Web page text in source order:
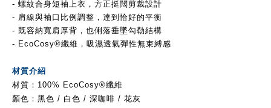
- 螺紋合身短袖上衣，方正挺闊剪裁設計
- 肩線與袖口比例調整，達到恰好的平衡
- 既容納寬肩厚背，也俐落垂墜勾勒結構
- EcoCosy®纖維，吸濕透氣彈性無束縛感
材質介紹
材質：100% EcoCosy®纖維
顏色：黑色 / 白色 / 深咖啡 / 花灰